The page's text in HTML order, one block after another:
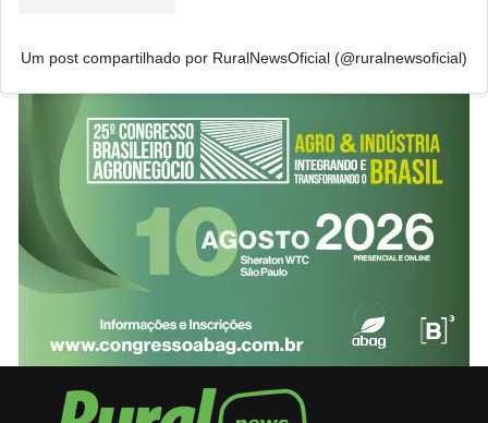
Um post compartilhado por RuralNewsOficial (@ruralnewsoficial)